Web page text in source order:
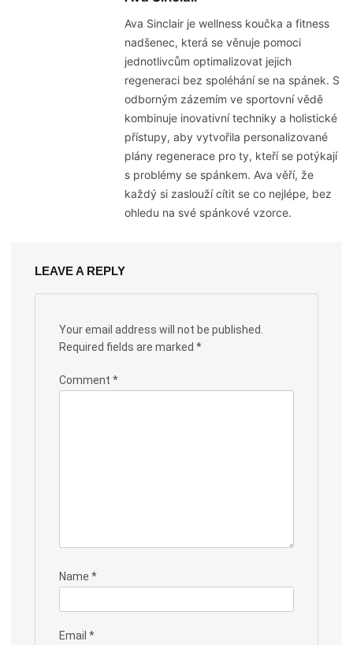
Ava Sinclair je wellness koučka a fitness
nadšenec, která se věnuje pomoci
jednotlivcům optimalizovat jejich
regeneraci bez spoléhání se na spánek. S
odborným zázemím ve sportovní vědě
kombinuje inovativní techniky a holistické
přístupy, aby vytvořila personalizované
plány regenerace pro ty, kteří se potýkají
s problémy se spánkem. Ava věří, že
každý si zaslouží cítit se co nejlépe, bez
ohledu na své spánkové vzorce.
LEAVE A REPLY
Your email address will not be published.
Required fields are marked *
Comment *
Name *
Email *